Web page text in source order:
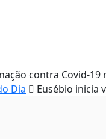
contra Covid-
Dia Eusébio inicia